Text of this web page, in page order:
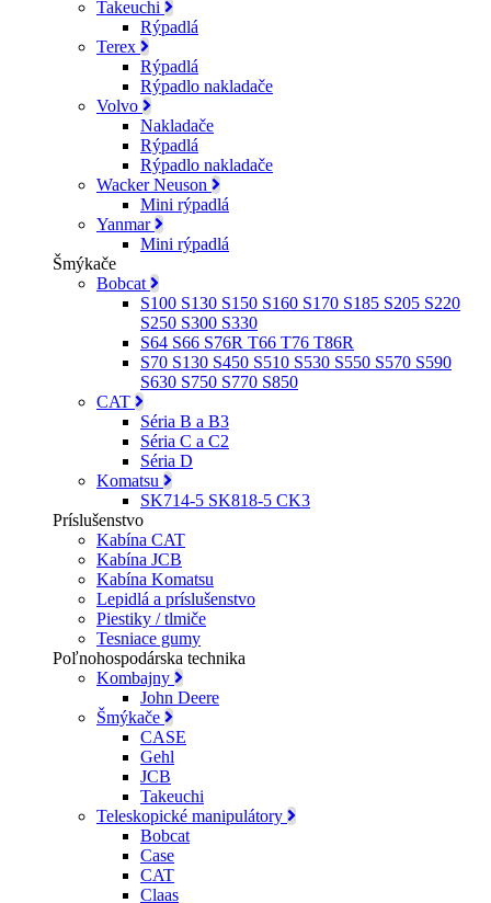
Takeuchi
Rýpadlá
Terex
Rýpadlá
Rýpadlo nakladače
Volvo
Nakladače
Rýpadlá
Rýpadlo nakladače
Wacker Neuson
Mini rýpadlá
Yanmar
Mini rýpadlá
Šmýkače
Bobcat
S100 S130 S150 S160 S170 S185 S205 S220
S250 S300 S330
S64 S66 S76R T66 T76 T86R
S70 S130 S450 S510 S530 S550 S570 S590
S630 S750 S770 S850
CAT
Séria B a B3
Séria C a C2
Séria D
Komatsu
SK714-5 SK818-5 CK3
Príslušenstvo
Kabína CAT
Kabína JCB
Kabína Komatsu
Lepidlá a príslušenstvo
Piestiky / tlmiče
Tesniace gumy
Poľnohospodárska technika
Kombajny
John Deere
Šmýkače
CASE
Gehl
JCB
Takeuchi
Teleskopické manipulátory
Bobcat
Case
CAT
Claas